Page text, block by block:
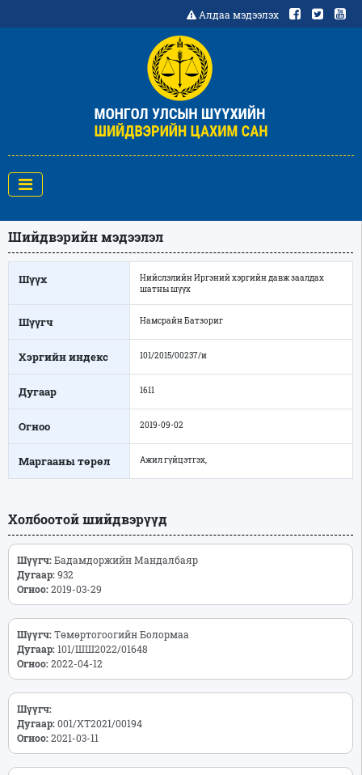
Алдаа мэдээлэх
Шийдвэрийн мэдээлэл
Шүүх
Нийслэлийн Иргэний хэргийн давж заалдах
шатны шүүх
Шүүгч Намсрайн Батзориг
Хэргийн индекс 101/2015/00237/и
Дугаар 1611
Огноо 2019-09-02
Маргааны төрөл Ажил гүйцэтгэх,
Холбоотой шийдвэрүүд
Шүүгч:Бадамдоржийн Мандалбаяр
Дугаар:932
Огноо:2019-03-29
Шүүгч:Төмөртогоогийн Болормаа
Дугаар:101/ШШ2022/01648
Огноо:2022-04-12
Шүүгч:
Дугаар:001/ХТ2021/00194
Огноо:2021-03-11